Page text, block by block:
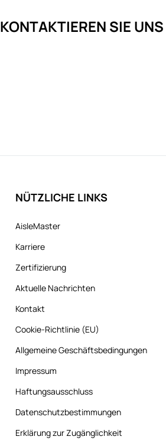
KONTAKTIEREN SIE UNS
NÜTZLICHE LINKS
AisleMaster
Karriere
Zertifizierung
Aktuelle Nachrichten
Kontakt
Cookie-Richtlinie (EU)
Allgemeine Geschäftsbedingungen
Impressum
Haftungsausschluss
Datenschutzbestimmungen
Erklärung zur Zugänglichkeit